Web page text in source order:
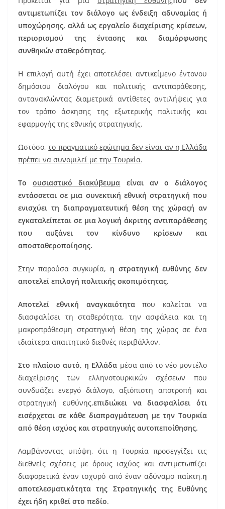
αντιμετωπίζει τον διάλογο ως ένδειξη αδυναμίας ή
υποχώρησης, αλλά ως εργαλείο διαχείρισης κρίσεων,
περιορισμού της έντασης και διαμόρφωσης
συνθηκών σταθερότητας.
Η επιλογή αυτή έχει αποτελέσει αντικείμενο έντονου
δημόσιου διαλόγου και πολιτικής αντιπαράθεσης,
αντανακλώντας διαμετρικά αντίθετες αντιλήψεις για
τον τρόπο άσκησης της εξωτερικής πολιτικής και
εφαρμογής της εθνικής στρατηγικής.
Ωστόσο,το πραγματικό ερώτημα δεν είναι αν η Ελλάδα
πρέπει να συνομιλεί με την Τουρκία.
Τοουσιαστικό διακύβευμα είναι αν ο διάλογος
εντάσσεται σε μια συνεκτική εθνική στρατηγική που
ενισχύει τη διαπραγματευτική θέση της χώραςή αν
εγκαταλείπεται σε μια λογική άκριτης αντιπαράθεσης
που αυξάνει τον κίνδυνο κρίσεων και
αποσταθεροποίησης.
Στην παρούσα συγκυρία, η στρατηγική ευθύνης δεν
αποτελεί επιλογή πολιτικής σκοπιμότητας.
Αποτελεί εθνική αναγκαιότηταπου καλείται να
διασφαλίσει τη σταθερότητα, την ασφάλεια και τη
μακροπρόθεσμη στρατηγική θέση της χώρας σε ένα
ιδιαίτερα απαιτητικό διεθνές περιβάλλον.
Στο πλαίσιο αυτό, η Ελλάδα μέσα από το νέο μοντέλο
διαχείρισης των ελληνοτουρκικών σχέσεων που
συνδυάζει ενεργό διάλογο, αξιόπιστη αποτροπή και
στρατηγική ευθύνης,επιδιώκει να διασφαλίσει ότι
εισέρχεται σε κάθε διαπραγμάτευση με την Τουρκία
από θέση ισχύος και στρατηγικής αυτοπεποίθησης.
Λαμβάνοντας υπόψη, ότι η Τουρκία προσεγγίζει τις
διεθνείς σχέσεις με όρους ισχύος και αντιμετωπίζει
διαφορετικά έναν ισχυρό από έναν αδύναμο παίκτη,η
αποτελεσματικότητα της Στρατηγικής της Ευθύνης
έχει ήδη κριθεί στο πεδίο.